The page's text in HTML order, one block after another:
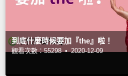
到底什麼時候要加『the』啦！
觀看次數：55298 • 2020-12-09